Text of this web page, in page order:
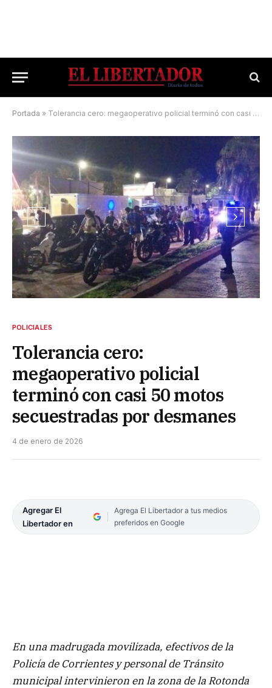
Portada » Tolerancia cero: megaoperativo policial terminó con casi 50 motos secuestradas por desmanes
POLICIALES
Tolerancia cero:
megaoperativo policial
terminó con casi 50 motos
secuestradas por desmanes
4 de enero de 2026
Agregar El
Libertador en
Agrega El Libertador a tus medios
preferidos en Google
En una madrugada movilizada, efectivos de la
Policía de Corrientes y personal de Tránsito
municipal intervinieron en la zona de la Rotonda